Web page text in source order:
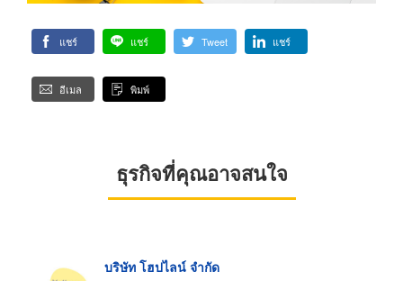
แชร์ แชร์ Tweet แชร์
อีเมล พิมพ์
ธุรกิจที่คุณอาจสนใจ
บริษัท โฮปไลน์ จำกัด